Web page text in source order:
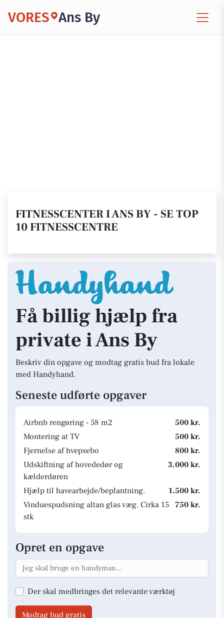
VORES Ans By
FITNESSCENTER I ANS BY - SE TOP
10 FITNESSCENTRE
Få billig hjælp fra
private i Ans By
Beskriv din opgave og modtag gratis bud fra lokale
med Handyhand.
Seneste udførte opgaver
Airbnb rengøring - 58 m2
500 kr.
Montering at TV
500 kr.
Fjernelse af hvepsebo
800 kr.
Udskiftning af hovededør og
kælderdøren
3.000 kr.
Hjælp til havearbejde/beplantning.
1.500 kr.
Vinduespudsning altan glas væg. Cirka 15
stk
750 kr.
Opret en opgave
Der skal medbringes det relevante værktøj
Modtag bud gratis